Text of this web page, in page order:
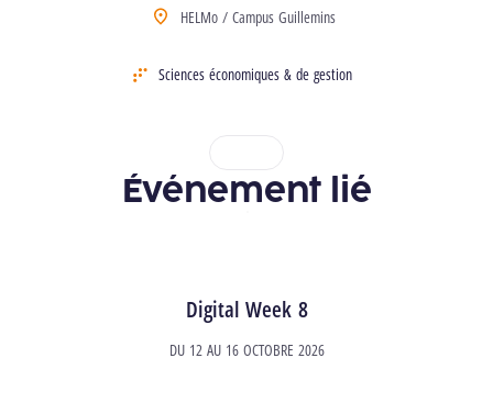
HELMo / Campus Guillemins
Sciences économiques & de gestion
1 2
Événement lié
Digital Week 8
DU 12AU 16 OCTOBRE 2026